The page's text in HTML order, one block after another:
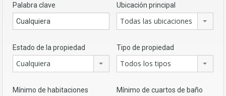
Palabra clave Ubicación principal
Todas las ubicaciones
Estado de la propiedad
Cualquiera
Tipo de propiedad
Todos los tipos
Mínimo de habitaciones Mínimo de cuartos de baño